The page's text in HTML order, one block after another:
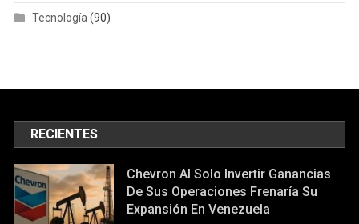
Tecnología (90)
RECIENTES
Chevron Al Solo Invertir Ganancias
De Sus Operaciones Frenaría Su
Expansión En Venezuela